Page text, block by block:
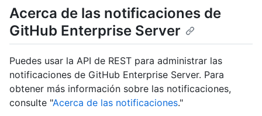
Acerca de las notificaciones de
GitHub Enterprise Server
Puedes usar la API de REST para administrar las
notificaciones de GitHub Enterprise Server. Para
obtener más información sobre las notificaciones,
consulte "Acerca de las notificaciones."